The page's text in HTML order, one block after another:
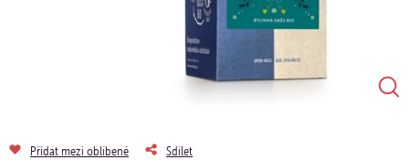
Přidat mezi oblíbené Sdílet